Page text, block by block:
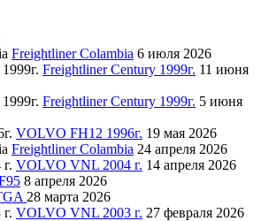
Freightliner Colambia 6 июля 2026
Freightliner Century 1999г. 11 июня
Freightliner Century 1999г. 5 июня
VOLVO FH12 1996г. 19 мая 2026
Freightliner Colambia 24 апреля 2026
VOLVO VNL 2004 г. 14 апреля 2026
8 апреля 2026
28 марта 2026
VOLVO VNL 2003 г. 27 февраля 2026